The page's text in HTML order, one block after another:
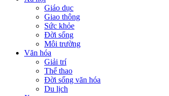
Giáo dục
Giao thông
Sức khỏe
Đời sống
Môi trường
Văn hóa
Giải trí
Thể thao
Đời sống văn hóa
Du lịch